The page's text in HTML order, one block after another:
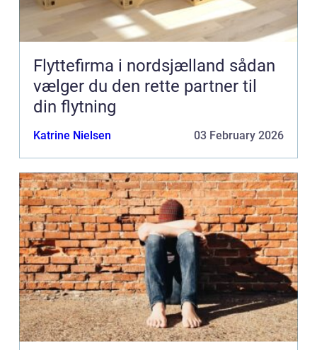
Flyttefirma i nordsjælland sådan
vælger du den rette partner til
din flytning
Katrine Nielsen 03 February 2026